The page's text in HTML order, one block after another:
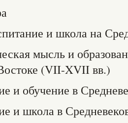
и школа на
мысль и
(VII-XVII вв.)
и обучение в
и школа в